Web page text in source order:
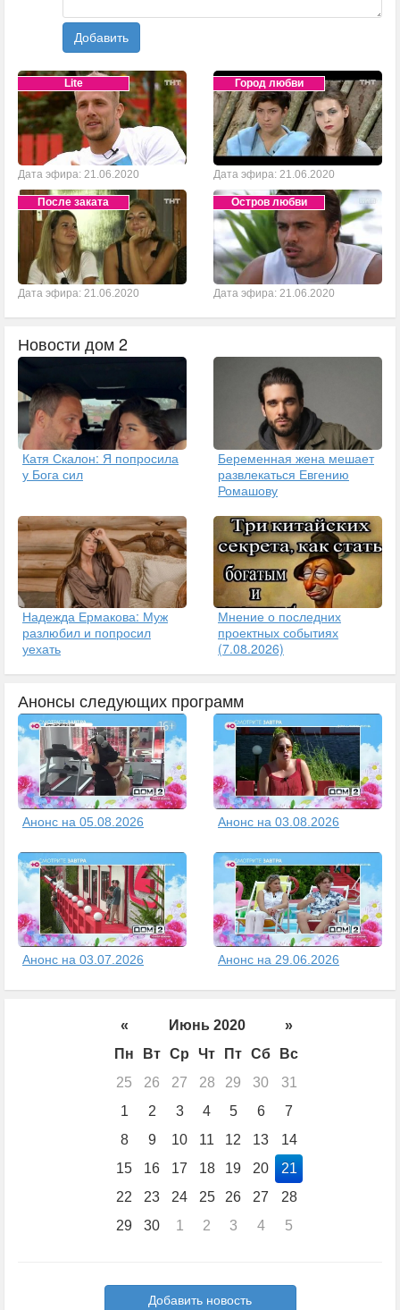
Добавить
Lite
Дата эфира: 21.06.2020
Город любви
Дата эфира: 21.06.2020
После заката
Дата эфира: 21.06.2020
Остров любви
Дата эфира: 21.06.2020
Новости дом 2
Катя Скалон: Я попросила
у Бога сил
Беременная жена мешает
развлекаться Евгению
Ромашову
Надежда Ермакова: Муж
разлюбил и попросил
уехать
Мнение о последних
проектных событиях
(7.08.2026)
Анонсы следующих программ
Анонс на 05.08.2026 Анонс на 03.08.2026
Анонс на 03.07.2026 Анонс на 29.06.2026
« Июнь 2020
»
Пн
Вт Ср Чт Пт Сб
Вс
25
26 27 28 29 30
31
1
2 3 4 5 6
7
8
9 10 11 12 13
14
15
16 17 18 19 20
21
22
23 24 25 26 27
28
29
30 1 2 3 4 5
Добавить новость